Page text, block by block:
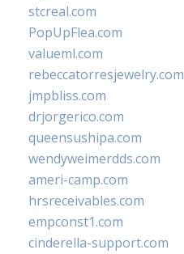
stcreal.com
PopUpFlea.com
valueml.com
rebeccatorresjewelry.com
jmpbliss.com
drjorgerico.com
queensushipa.com
wendyweimerdds.com
ameri-camp.com
hrsreceivables.com
empconst1.com
cinderella-support.com